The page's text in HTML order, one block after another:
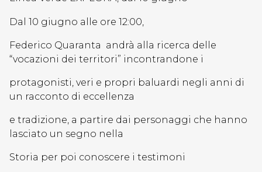
Dal 10 giugno alle ore 12:00,
Federico Quaranta andrà alla ricerca delle
“vocazioni dei territori” incontrandone i
protagonisti, veri e propri baluardi negli anni di
un racconto di eccellenza
e tradizione, a partire dai personaggi che hanno
lasciato un segno nella
Storia per poi conoscere i testimoni